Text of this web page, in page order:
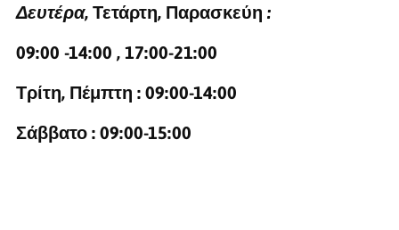
Δευτέρα, Τετάρτη, Παρασκεύη :
09:00 -14:00 , 17:00-21:00
Τρίτη, Πέμπτη : 09:00-14:00
Σάββατο : 09:00-15:00